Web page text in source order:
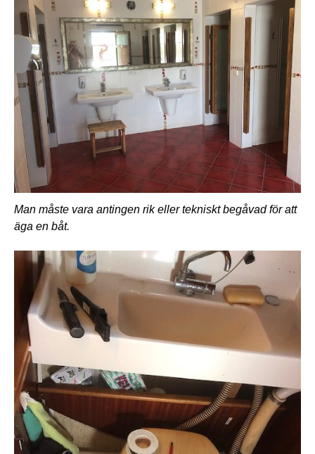
Man måste vara antingen rik eller tekniskt begåvad för att
äga en båt.